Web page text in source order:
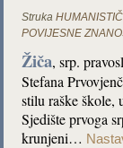
Struka
POVIJESNE
Žiča, srp.
Stefana
stilu raške
Sjedište prvoga
krunjeni…